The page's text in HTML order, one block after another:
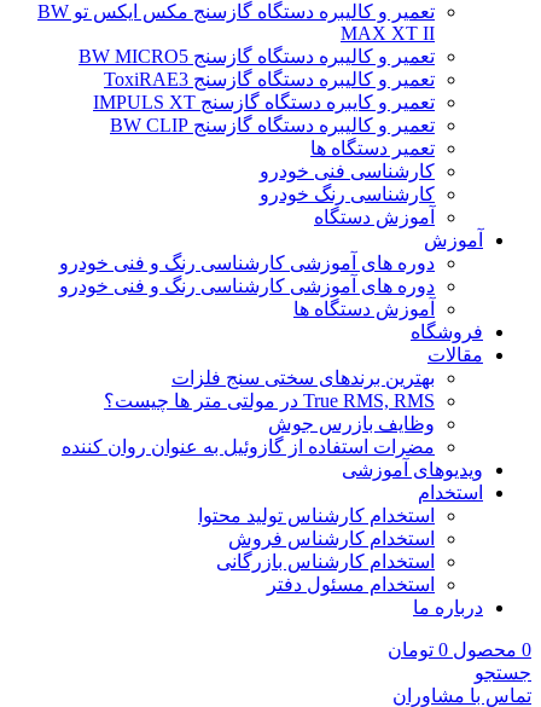
تعمیر و کالیبره دستگاه گازسنج مکس ایکس تو BW
MAX XT II
تعمیر و کالیبره دستگاه گازسنج BW MICRO5
تعمیر و کالیبره دستگاه گازسنج ToxiRAE3
تعمیر و کایبره دستگاه گازسنج IMPULS XT
تعمیر و کالیبره دستگاه گازسنج BW CLIP
تعمیر دستگاه ها
کارشناسی فنی خودرو
کارشناسی رنگ خودرو
آموزش دستگاه
آموزش
دوره های آموزشی کارشناسی رنگ و فنی خودرو
دوره های آموزشی کارشناسی رنگ و فنی خودرو
آموزش دستگاه ها
فروشگاه
مقالات
بهترین برندهای سختی سنج فلزات
True RMS, RMS در مولتی متر ها چیست؟
وظایف بازرس جوش
مضرات استفاده از گازوئیل به عنوان روان کننده
ویدیوهای آموزشی
استخدام
استخدام کارشناس تولید محتوا
استخدام کارشناس فروش
استخدام کارشناس بازرگانی
استخدام مسئول دفتر
درباره ما
0 محصول 0 تومان
جستجو
تماس با مشاوران